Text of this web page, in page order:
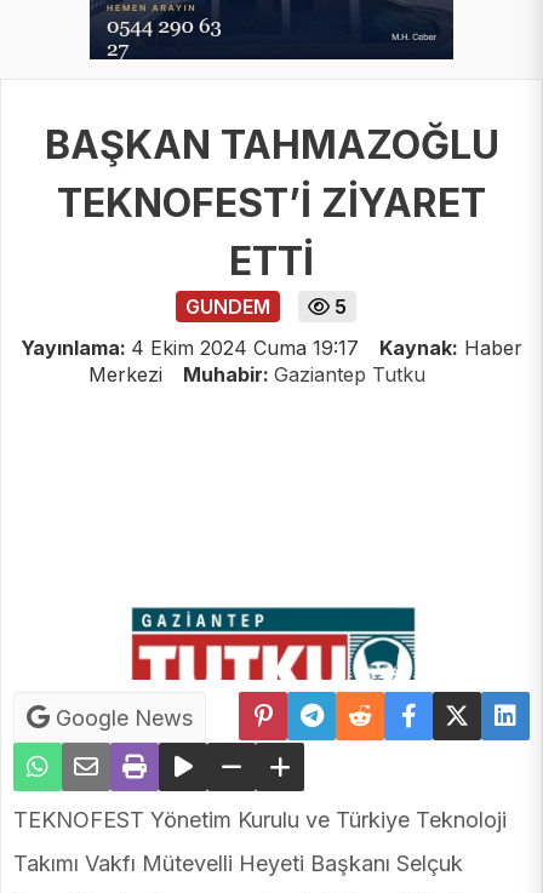
BAŞKAN TAHMAZOĞLU
TEKNOFEST’İ ZİYARET
ETTİ
GUNDEM
5
Yayınlama: 4 Ekim 2024 Cuma 19:17 Kaynak: Haber
Merkezi
Muhabir: Gaziantep Tutku
Google News
TEKNOFEST Yönetim Kurulu ve Türkiye Teknoloji
Takımı Vakfı Mütevelli Heyeti Başkanı Selçuk